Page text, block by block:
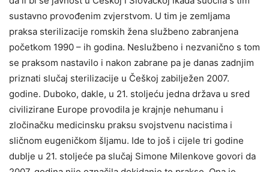
sustavno provođenim zvjerstvom. U tim je zemljama
praksa sterilizacije romskih žena službeno zabranjena
početkom 1990 – ih godina. Neslužbeno i nezvanično s tom
se praksom nastavilo i nakon zabrane pa je danas zadnjim
priznati slučaj sterilizacije u Češkoj zabilježen 2007.
godine. Duboko, dakle, u 21. stoljeću jedna država u sred
civilizirane Europe provodila je krajnje nehumanu i
zločinačku medicinsku praksu svojstvenu nacistima i
sličnom eugeničkom šljamu. Ide to još i cijele tri godine
dublje u 21. stoljeće pa slučaj Simone Milenkove govori da